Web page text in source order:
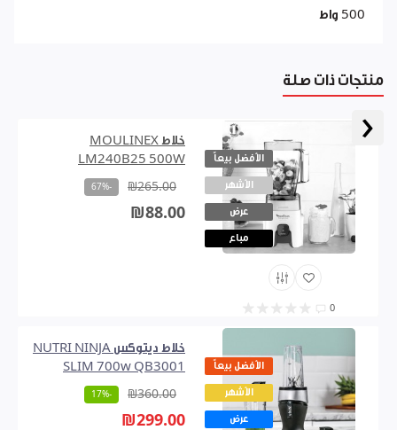
‹
500 واط
منتجات ذات صلة
الأفضل بيعاً
الأشهر
عرض
مباع
0
خلاط MOULINEX
LM240B25 500W
₪265.00
-67%
₪88.00
الأفضل بيعاً
الأشهر
عرض
خلاط ديتوكس NUTRI NINJA
SLIM 700w QB3001
₪360.00
-17%
₪299.00